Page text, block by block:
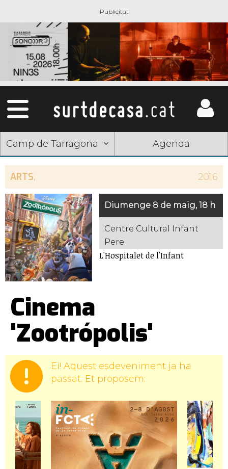
Camp de Tarragona Agenda
ARTS, 2016
Diumenge 8 de maig, 18 h
Centre Cultural Infant
Pere
L'Hospitalet de l'Infant
Cinema
'Zootrópolis'
Ei! Aquest esdeveniment ja ha
passat. Et proposem: